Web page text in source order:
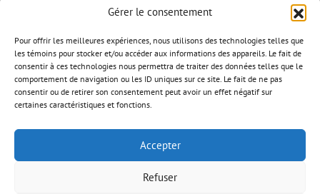
Gérer le consentement
Pour offrir les meilleures expériences, nous utilisons des technologies telles que
les témoins pour stocker et/ou accéder aux informations des appareils. Le fait de
consentir à ces technologies nous permettra de traiter des données telles que le
comportement de navigation ou les ID uniques sur ce site. Le fait de ne pas
consentir ou de retirer son consentement peut avoir un effet négatif sur
certaines caractéristiques et fonctions.
Accepter
Refuser
Quand la musique rencontre l’image
Missions d’export
Contact
L’ÉDITION MUSICALE